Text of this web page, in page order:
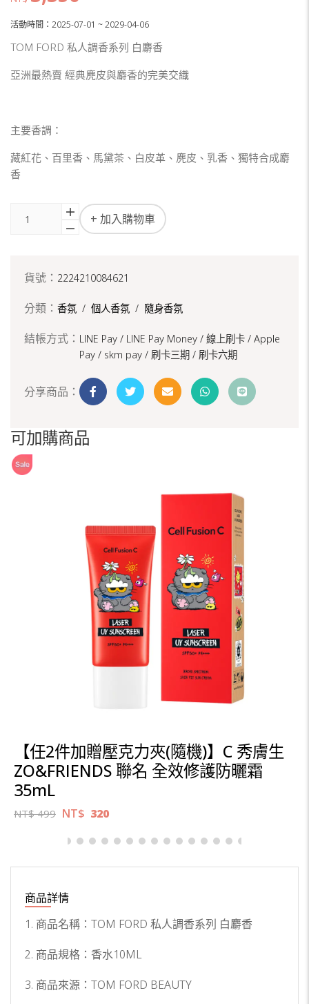
活動時間：2025-07-01 ~ 2029-04-06
TOM FORD 私人調香系列 白麝香
亞洲最熱賣 經典麂皮與麝香的完美交織
主要香調：
藏紅花、百里香、馬黛茶、白皮革、麂皮、乳香、獨特合成麝
香
+ 加入購物車
貨號： 2224210084621
分類： 香氛 / 個人香氛 / 隨身香氛
結帳方式： LINE Pay / LINE Pay Money / 線上刷卡 / Apple
Pay / skm pay / 刷卡三期 / 刷卡六期
分享商品：
可加購商品
【任2件加贈壓克力夾(隨機)】C 秀膚生
ZO&FRIENDS 聯名 全效修護防曬霜
35mL
NT$499 NT$ 320
商品詳情
1. 商品名稱：TOM FORD 私人調香系列 白麝香
2. 商品規格：香水10ML
3. 商品來源：TOM FORD BEAUTY